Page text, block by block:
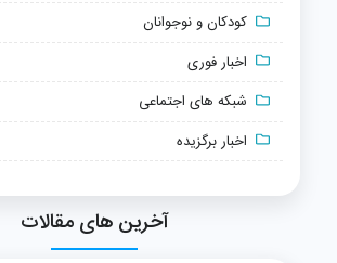
کودکان و نوجوانان
اخبار فوری
شبکه های اجتماعی
اخبار برگزیده
آخرین های مقالات